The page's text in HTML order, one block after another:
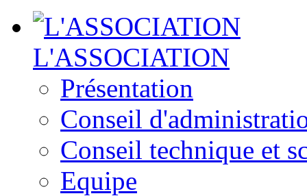
L'ASSOCIATION
Présentation
Conseil
Conseil technique et
Equipe